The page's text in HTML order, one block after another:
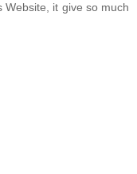
it give so much